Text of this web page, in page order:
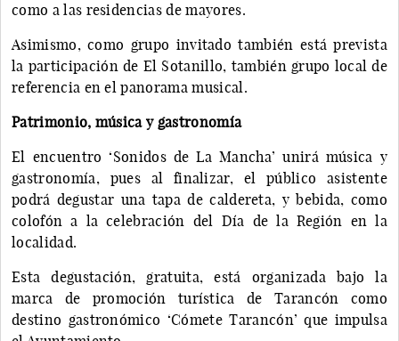
como a las residencias de mayores.
Asimismo, como grupo invitado también está prevista
la participación de El Sotanillo, también grupo local de
referencia en el panorama musical.
Patrimonio, música y gastronomía
El encuentro ‘Sonidos de La Mancha’ unirá música y
gastronomía, pues al finalizar, el público asistente
podrá degustar una tapa de caldereta, y bebida, como
colofón a la celebración del Día de la Región en la
localidad.
Esta degustación, gratuita, está organizada bajo la
marca de promoción turística de Tarancón como
destino gastronómico ‘Cómete Tarancón’ que impulsa